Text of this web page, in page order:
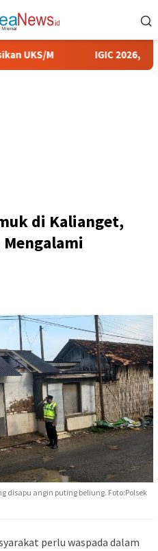
M IGIC 2026, UIN
di Kalianget,
disapu angin puting beliung. Foto:Polsek
perlu waspada dalam